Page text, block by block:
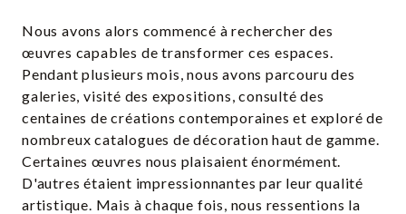
Nous avons alors commencé à rechercher des
œuvres capables de transformer ces espaces.
Pendant plusieurs mois, nous avons parcouru des
galeries, visité des expositions, consulté des
centaines de créations contemporaines et exploré de
nombreux catalogues de décoration haut de gamme.
Certaines œuvres nous plaisaient énormément.
D'autres étaient impressionnantes par leur qualité
artistique. Mais à chaque fois, nous ressentions la